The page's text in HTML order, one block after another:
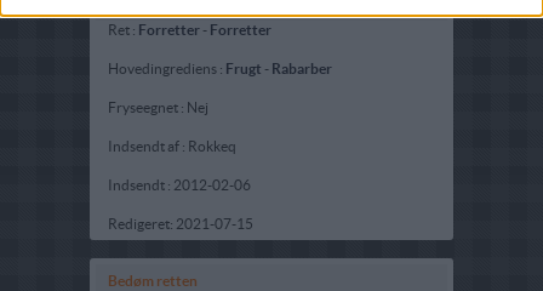
Ret : Forretter - Forretter
Hovedingrediens : Frugt - Rabarber
Fryseegnet : Nej
Indsendt af : Rokkeq
Indsendt : 2012-02-06
Redigeret: 2021-07-15
Bedøm retten